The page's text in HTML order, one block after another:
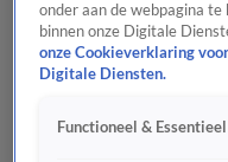
onder aan de webpagina te
binnen onze Digitale
onze Cookieverklaring
Digitale Diensten.
Functioneel & Essentieel